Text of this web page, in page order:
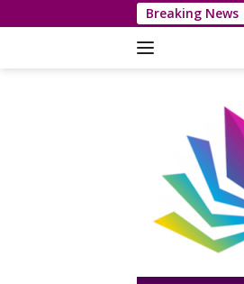
ke
Breaking News
Sidang Korupsi PDAM, Saksi ULP: